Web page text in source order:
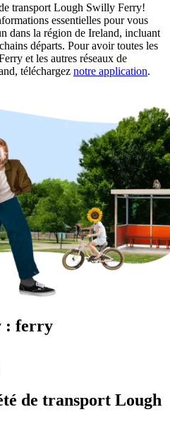
transport Lough Swilly Ferry!
essentielles pour vous
dans la région de Ireland, incluant
départs. Pour avoir toutes les
et les autres réseaux de
téléchargez notre application.
: ferry
de transport Lough